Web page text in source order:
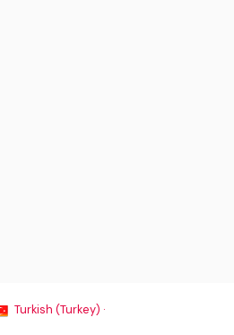
Turkish (Turkey) ·